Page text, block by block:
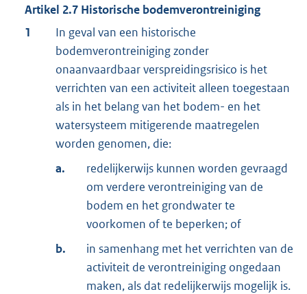
Artikel 2.7 Historische bodemverontreiniging
1
In geval van een historische
bodemverontreiniging zonder
onaanvaardbaar verspreidingsrisico is het
verrichten van een activiteit alleen toegestaan
als in het belang van het bodem- en het
watersysteem mitigerende maatregelen
worden genomen, die:
a.
redelijkerwijs kunnen worden gevraagd
om verdere verontreiniging van de
bodem en het grondwater te
voorkomen of te beperken; of
b.
in samenhang met het verrichten van de
activiteit de verontreiniging ongedaan
maken, als dat redelijkerwijs mogelijk is.